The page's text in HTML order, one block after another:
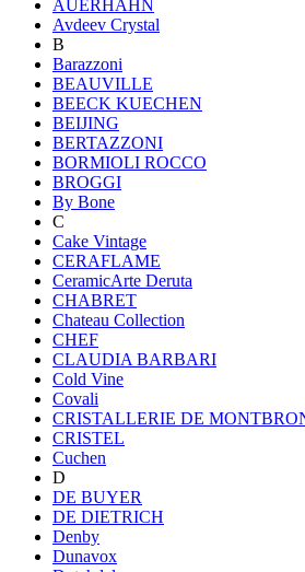
AUERHAHN
Avdeev Crystal
B
Barazzoni
BEAUVILLE
BEECK KUECHEN
BEIJING
BERTAZZONI
BORMIOLI ROCCO
BROGGI
By Bone
C
Cake Vintage
CERAFLAME
CeramicArte Deruta
CHABRET
Chateau Collection
CHEF
CLAUDIA BARBARI
Cold Vine
Covali
CRISTALLERIE DE
CRISTEL
Cuchen
D
DE BUYER
DE DIETRICH
Denby
Dunavox